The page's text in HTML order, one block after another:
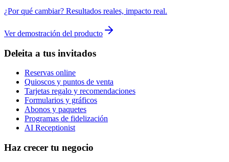
¿Por qué cambiar? Resultados reales, impacto real.
Ver demostración del producto
Deleita a tus invitados
Reservas online
Quioscos y puntos de venta
Tarjetas regalo y recomendaciones
Formularios y gráficos
Abonos y paquetes
Programas de fidelización
AI Receptionist
Haz crecer tu negocio